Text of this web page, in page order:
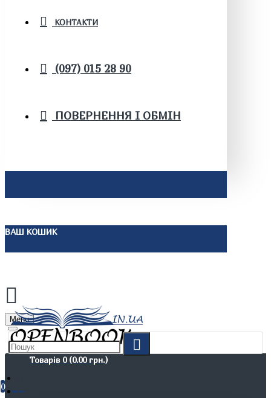
КОНТАКТИ
(097) 015 28 90
ПОВЕРНЕННЯ І ОБМІН
ВАШ КОШИК
Menu
Товарів 0 (0.00 грн.)
0
Дозвілля. Хобі. Кулінарія